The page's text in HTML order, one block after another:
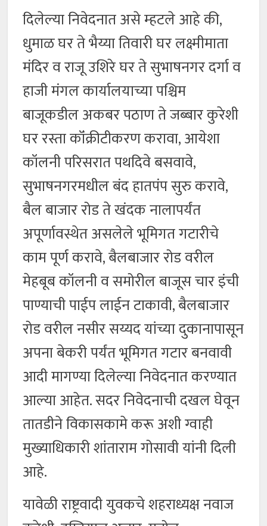
दिलेल्या निवेदनात असे म्हटले आहे की,
धुमाळ घर ते भैय्या तिवारी घर लक्ष्मीमाता
मंदिर व राजू उशिरे घर ते सुभाषनगर दर्गा व
हाजी मंगल कार्यालयाच्या पश्चिम
बाजूकडील अकबर पठाण ते जब्बार कुरेशी
घर रस्ता कॉंक्रीटीकरण करावा, आयेशा
कॉलनी परिसरात पथदिवे बसवावे,
सुभाषनगरमधील बंद हातपंप सुरु करावे,
बैल बाजार रोड ते खंदक नालापर्यंत
अपूर्णावस्थेत असलेले भूमिगत गटारीचे
काम पूर्ण करावे, बैलबाजार रोड वरील
मेहबूब कॉलनी व समोरील बाजूस चार इंची
पाण्याची पाईप लाईन टाकावी, बैलबाजार
रोड वरील नसीर सय्यद यांच्या दुकानापासून
अपना बेकरी पर्यंत भूमिगत गटार बनवावी
आदी मागण्या दिलेल्या निवेदनात करण्यात
आल्या आहेत. सदर निवेदनाची दखल घेवून
तातडीने विकासकामे करू अशी ग्वाही
मुख्याधिकारी शांताराम गोसावी यांनी दिली
आहे.
यावेळी राष्ट्रवादी युवकचे शहराध्यक्ष नवाज